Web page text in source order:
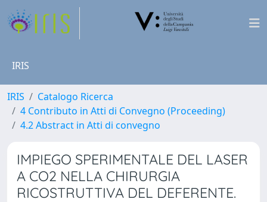
IRIS
IRIS
Catalogo Ricerca
4 Contributo in Atti di Convegno (Proceeding)
4.2 Abstract in Atti di convegno
IMPIEGO SPERIMENTALE DEL LASER
A CO2 NELLA CHIRURGIA
RICOSTRUTTIVA DEL DEFERENTE.